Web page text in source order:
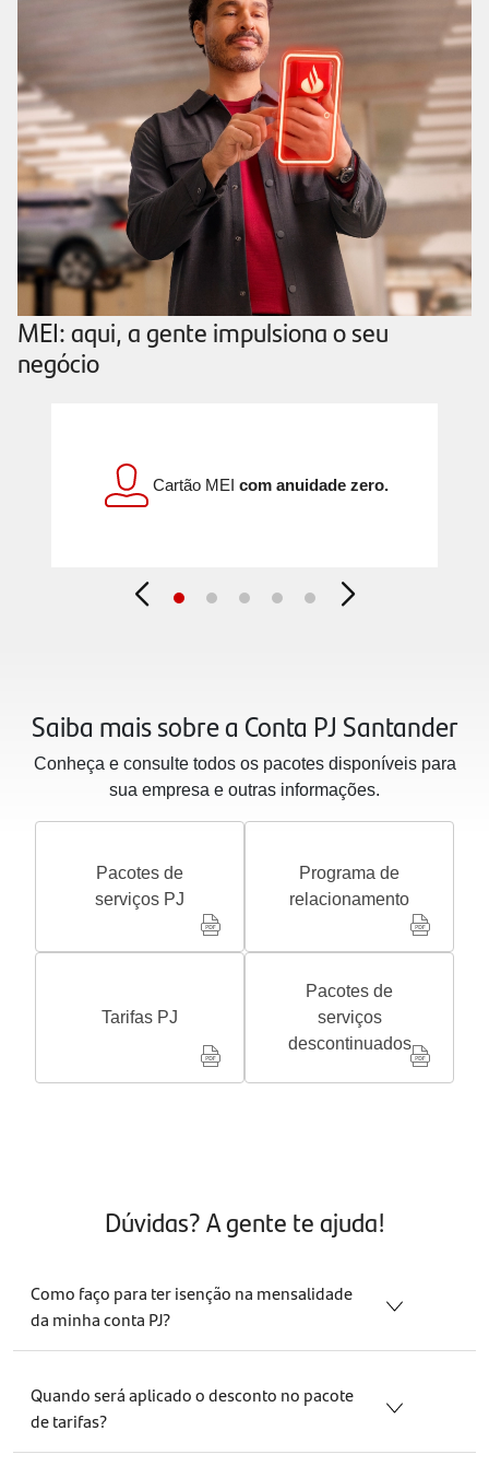
MEI: aqui, a gente impulsiona o seu
negócio
Cartão MEI com anuidade zero.
Saiba mais sobre a Conta PJ Santander
Conheça e consulte todos os pacotes disponíveis para
sua empresa e outras informações.
Pacotes de
serviços PJ
Programa de
relacionamento
Tarifas PJ
Pacotes de
serviços
descontinuados
Dúvidas? A gente te ajuda!
Como faço para ter isenção na mensalidade
da minha conta PJ?
automático na sua conta do Santander Empresas garante
100% de isenção.
A regra é simples, paga o DAS agora, isenta daqui a 2
Quando será aplicado o desconto no pacote
de tarifas?